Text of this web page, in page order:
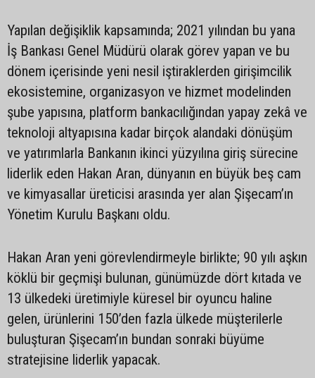
Yapılan değişiklik kapsamında; 2021 yılından bu yana
İş Bankası Genel Müdürü olarak görev yapan ve bu
dönem içerisinde yeni nesil iştiraklerden girişimcilik
ekosistemine, organizasyon ve hizmet modelinden
şube yapısına, platform bankacılığından yapay zekâ ve
teknoloji altyapısına kadar birçok alandaki dönüşüm
ve yatırımlarla Bankanın ikinci yüzyılına giriş sürecine
liderlik eden Hakan Aran, dünyanın en büyük beş cam
ve kimyasallar üreticisi arasında yer alan Şişecam’ın
Yönetim Kurulu Başkanı oldu.
Hakan Aran yeni görevlendirmeyle birlikte; 90 yılı aşkın
köklü bir geçmişi bulunan, günümüzde dört kıtada ve
13 ülkedeki üretimiyle küresel bir oyuncu haline
gelen, ürünlerini 150’den fazla ülkede müşterilerle
buluşturan Şişecam’ın bundan sonraki büyüme
stratejisine liderlik yapacak.